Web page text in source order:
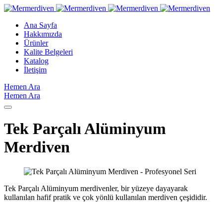
Ana Sayfa
Hakkımızda
Ürünler
Kalite Belgeleri
Katalog
İletişim
Hemen Ara
Hemen Ara
Tek Parçalı Alüminyum
Merdiven
Tek Parçalı Alüminyum merdivenler, bir yüzeye dayayarak
kullanılan hafif pratik ve çok yönlü kullanılan merdiven çeşididir.